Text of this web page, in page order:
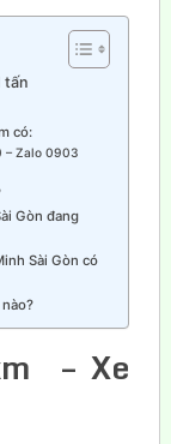
tấn
có:
– Zalo 0903
Gòn đang
Sài Gòn có
– Xe